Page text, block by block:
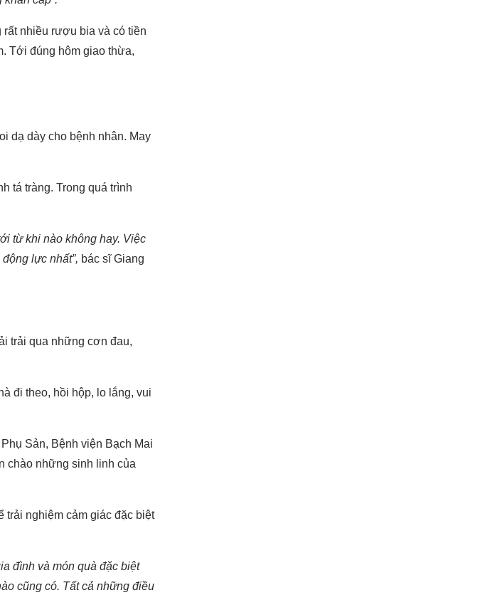
nhiều rượu bia và có tiền
Tới đúng hôm giao thừa,
dạ dày cho bệnh nhân. May
tá tràng. Trong quá trình
từ khi nào không hay. Việc
lực nhất”, bác sĩ Giang
trải qua những cơn đau,
đi theo, hồi hộp, lo lắng, vui
Sản, Bệnh viện Bạch Mai
chào những sinh linh của
trải nghiệm cảm giác đặc biệt
đình và món quà đặc biệt
cũng có. Tất cả những điều